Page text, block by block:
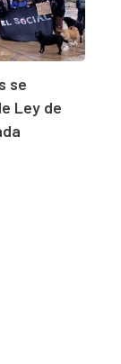
se
Ley de